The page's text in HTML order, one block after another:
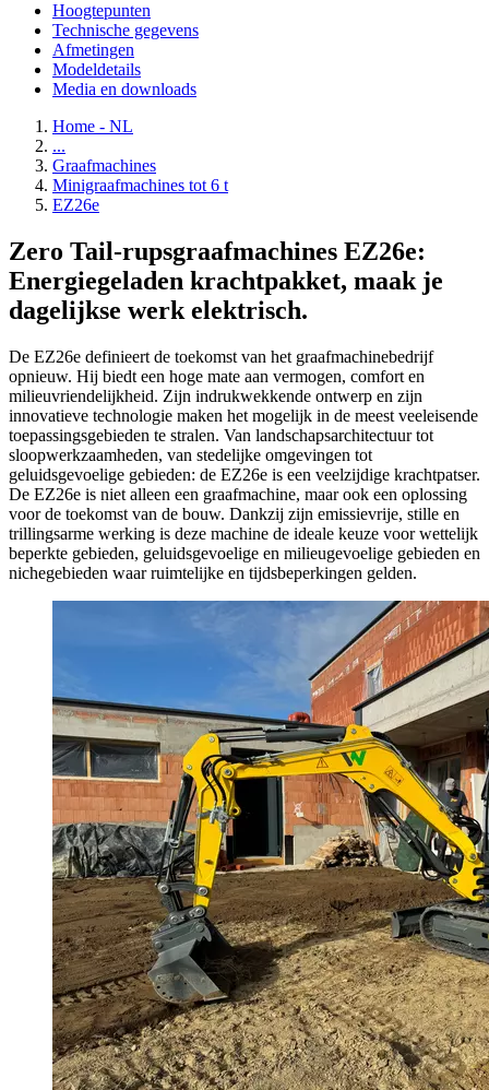
Hoogtepunten
Technische gegevens
Afmetingen
Modeldetails
Media en downloads
Home - NL
...
Graafmachines
Minigraafmachines tot 6 t
EZ26e
Zero Tail-rupsgraafmachines EZ26e:
Energiegeladen krachtpakket, maak je
dagelijkse werk elektrisch.
De EZ26e definieert de toekomst van het graafmachinebedrijf
opnieuw. Hij biedt een hoge mate aan vermogen, comfort en
milieuvriendelijkheid. Zijn indrukwekkende ontwerp en zijn
innovatieve technologie maken het mogelijk in de meest veeleisende
toepassingsgebieden te stralen. Van landschapsarchitectuur tot
sloopwerkzaamheden, van stedelijke omgevingen tot
geluidsgevoelige gebieden: de EZ26e is een veelzijdige krachtpatser.
De EZ26e is niet alleen een graafmachine, maar ook een oplossing
voor de toekomst van de bouw. Dankzij zijn emissievrije, stille en
trillingsarme werking is deze machine de ideale keuze voor wettelijk
beperkte gebieden, geluidsgevoelige en milieugevoelige gebieden en
nichegebieden waar ruimtelijke en tijdsbeperkingen gelden.